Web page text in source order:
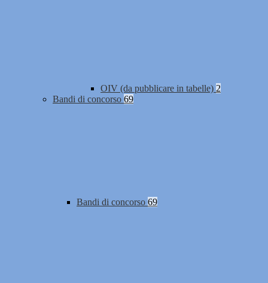
OIV (da pubblicare in tabelle) 2
Bandi di concorso 69
Bandi di concorso 69